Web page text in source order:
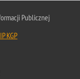
Publicznej
KGP